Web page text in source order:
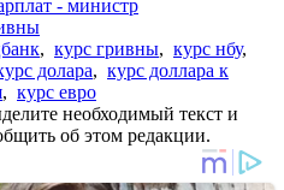
- министр
, курс гривны, курс нбу,
долара, курс доллара к
, курс евро
необходимый текст и
об этом редакции.